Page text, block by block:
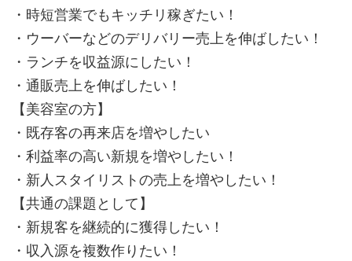
・時短営業でもキッチリ稼ぎたい！
・ウーバーなどのデリバリー売上を伸ばしたい！
・ランチを収益源にしたい！
・通販売上を伸ばしたい！
【美容室の方】
・既存客の再来店を増やしたい
・利益率の高い新規を増やしたい！
・新人スタイリストの売上を増やしたい！
【共通の課題として】
・新規客を継続的に獲得したい！
・収入源を複数作りたい！